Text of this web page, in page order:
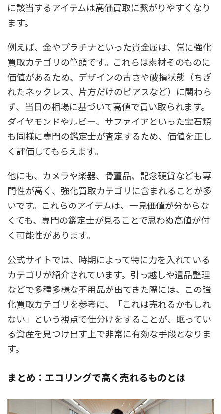
に該当するアイテムは高価買取に繋がりやすくなり
ます。
例えば、金やプラチナといった貴金属は、常に強化
買取カテゴリの筆頭です。これらは素材そのものに
価値があるため、デザインの古さや破損状態（ちぎ
れたネックレス、片方だけのピアスなど）に関わら
ず、当日の相場に基づいて高値で買い取られます。
ダイヤモンドやルビー、サファイアといった宝石類
も同様に専門の鑑定士が査定するため、価値を正し
く評価してもらえます。
他にも、カメラや楽器、骨董品、記念硬貨なども専
門性が高く、強化買取カテゴリに含まれることが多
いです。これらのアイテムは、一見価値が分からな
くても、専門の鑑定士が見ることで思わぬ高値が付
く可能性があります。
公式サイトでは、時期によって特に力を入れている
カテゴリが紹介されています。引っ越しや遺品整理
などで多種多様な不用品が出てきた際には、この強
化買取カテゴリを参考に、「これは売れるかもしれ
ない」という視点で仕分けをすることが、眠ってい
る資産を見つけ出す上で非常に有効な手段となりま
す。
まとめ：エコリングで高く売れるものとは